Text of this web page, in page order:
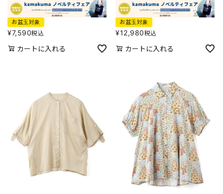
お盆玉対象
¥7,590税込
カートに入れる
お盆玉対象
¥12,980税込
カートに入れる